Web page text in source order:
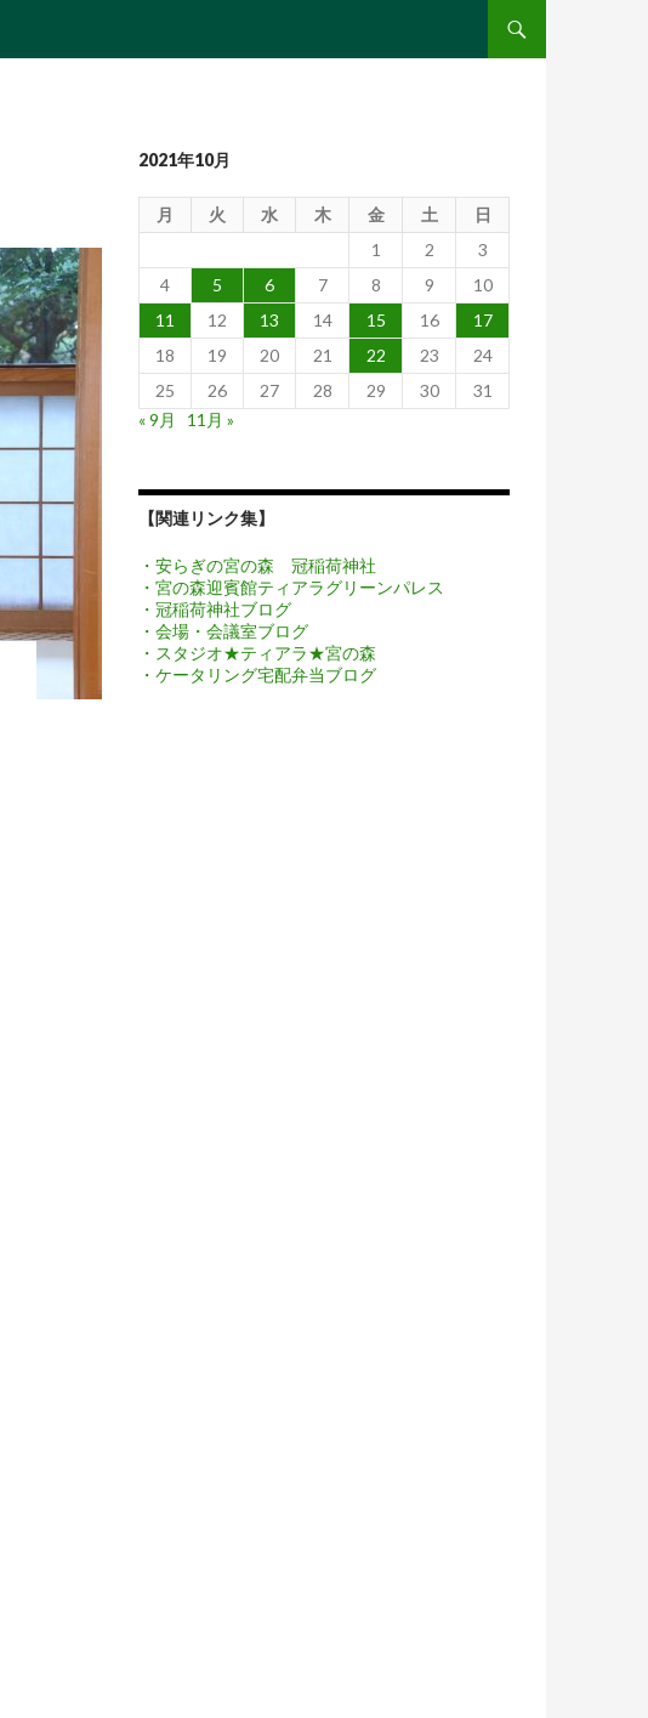
2021年10月
月 火 水 木 金 土
日
1
2
3
4
5 6 7 8 9
10
11
12 13 14 15 16
17
18
19 20 21 22 23
24
25
26 27 28 29 30
31
« 9月
11月 »
【関連リンク集】
・安らぎの宮の森 冠稲荷神社
・宮の森迎賓館ティアラグリーンパレス
・冠稲荷神社ブログ
・会場・会議室ブログ
・スタジオ★ティアラ★宮の森
・ケータリング宅配弁当ブログ